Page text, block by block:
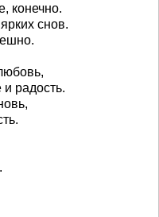
конечно.
снов.
радость.